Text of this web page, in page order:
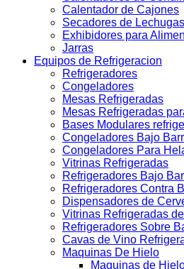
Calentador de Cajones
Secadores de Lechugas
Exhibidores para
Jarras
Equipos de Refrigeracion
Refrigeradores
Congeladores
Mesas Refrigeradas
Mesas Refrigeradas
Bases Modulares
Congeladores Bajo
Congeladores Para
Vitrinas Refrigeradas
Refrigeradores Bajo
Refrigeradores Contra
Dispensadores de
Vitrinas Refrigeradas
Refrigeradores Sobre
Cavas de Vino
Maquinas De Hielo
Maquinas de